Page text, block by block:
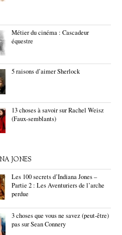
Métier du cinéma : Cascadeur
équestre
5 raisons d’aimer Sherlock
13 choses à savoir sur Rachel Weisz
(Faux-semblants)
JONES
Les 100 secrets d’Indiana Jones –
Partie 2 : Les Aventuriers de l’arche
perdue
3 choses que vous ne savez (peut-être)
pas sur Sean Connery